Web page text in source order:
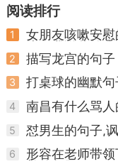
79.徐庶进曹
80.刘备对孔
81.鲁智深出
83.霸王敬酒
84.孔明大摆
阅读排行
1
女朋友咳嗽安
2 描写龙宫的句
3 打桌球的幽默
4
南昌有什么骂
5 怼男生的句子,
6
形容在老师带